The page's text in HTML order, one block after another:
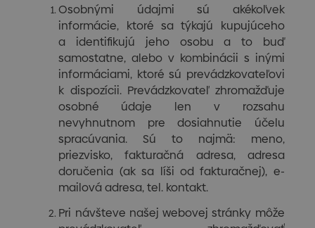
Osobnými údajmi sú akékoľvek
informácie, ktoré sa týkajú kupujúceho
a identifikujú jeho osobu a to buď
samostatne, alebo v kombinácii s inými
informáciami, ktoré sú prevádzkovateľovi
k dispozícii. Prevádzkovateľ zhromažďuje
osobné údaje len v rozsahu
nevyhnutnom pre dosiahnutie účelu
spracúvania. Sú to najmä: meno,
priezvisko, fakturačná adresa, adresa
doručenia (ak sa líši od fakturačnej), e-
mailová adresa, tel. kontakt.
Pri návšteve našej webovej stránky môže